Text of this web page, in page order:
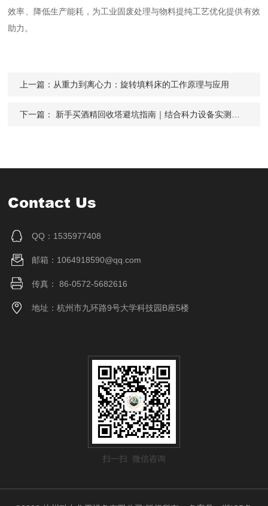
效率、降低生产能耗，为工业固废处理与物料提纯工艺优化提供有效
助力。
上一篇： 从重力到离心力：旋转填料床的工作原理与应用
下一篇： 新手买酒精回收塔避坑指南｜结合科力设备实测，避开6大选购雷区省心省钱
Contact Us
QQ：1535977408
邮箱：1064918590@qq.com
传真： 86-0572-5682616
地址：杭州市九环路9号大学科技园B座5楼
扫一扫 微信咨询